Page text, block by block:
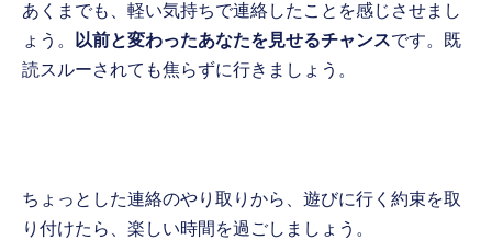
あくまでも、軽い気持ちで連絡したことを感じさせまし
ょう。
以前と変わったあなたを見せるチャンスです。既
読スルーされても焦らずに行きましょう。
ちょっとした連絡のやり取りから、遊びに行く約束を取
り付けたら、楽しい時間を過ごしましょう。